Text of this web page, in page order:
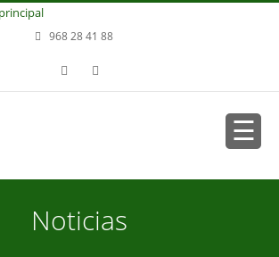
968 28 41 88
Noticias